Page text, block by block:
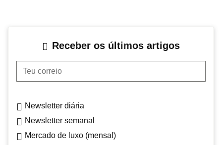
Receber os últimos artigos
Teu correio
Newsletter diária
Newsletter semanal
Mercado de luxo (mensal)